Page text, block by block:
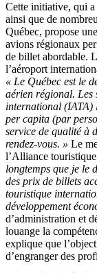
Cette initiative, qui a
ainsi que de
Québec, propose
avions régionaux
de billet abordable.
l’aéroport
« Le Québec est le
aérien régional. Les
international (IATA)
per capita (par
service de qualité à
rendez-vous. » Le
l’Alliance
longtemps que je le
des prix de billets
touristique
développement
d’administration et
louange la
explique que
d’engranger des